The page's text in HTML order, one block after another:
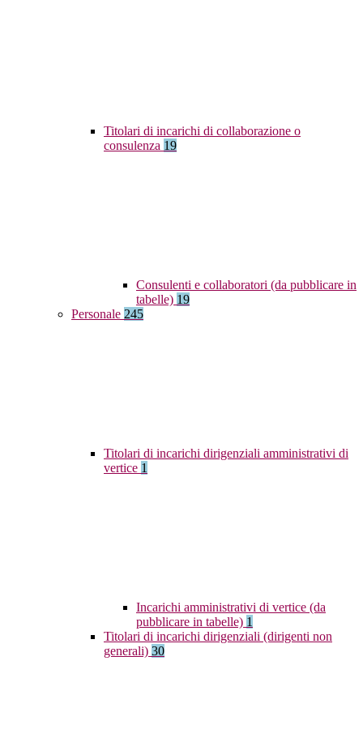
Titolari di incarichi di collaborazione o
consulenza 19
Consulenti e collaboratori (da pubblicare in
tabelle) 19
Personale 245
Titolari di incarichi dirigenziali amministrativi di
vertice 1
Incarichi amministrativi di vertice (da
pubblicare in tabelle) 1
Titolari di incarichi dirigenziali (dirigenti non
generali) 30